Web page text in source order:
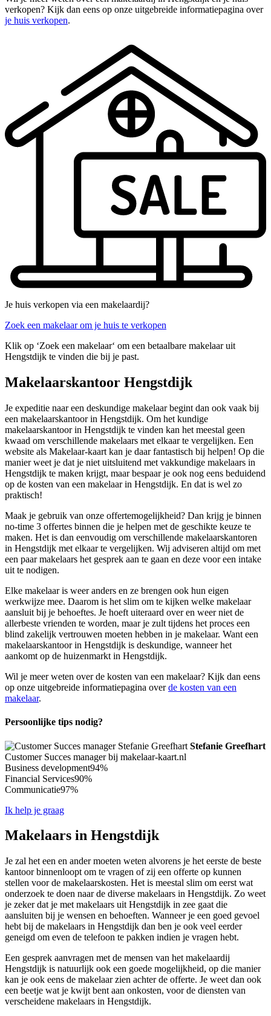
verkopen? Kijk dan eens op onze uitgebreide informatiepagina over
je huis verkopen.
Je huis verkopen via een makelaardij?
Zoek een makelaar om je huis te verkopen
Klik op ‘Zoek een makelaar‘ om een betaalbare makelaar uit
Hengstdijk te vinden die bij je past.
Makelaarskantoor Hengstdijk
Je expeditie naar een deskundige makelaar begint dan ook vaak bij
een makelaarskantoor in Hengstdijk. Om het kundige
makelaarskantoor in Hengstdijk te vinden kan het meestal geen
kwaad om verschillende makelaars met elkaar te vergelijken. Een
website als Makelaar-kaart kan je daar fantastisch bij helpen! Op die
manier weet je dat je niet uitsluitend met vakkundige makelaars in
Hengstdijk te maken krijgt, maar bespaar je ook nog eens beduidend
op de kosten van een makelaar in Hengstdijk. En dat is wel zo
praktisch!
Maak je gebruik van onze offertemogelijkheid? Dan krijg je binnen
no-time 3 offertes binnen die je helpen met de geschikte keuze te
maken. Het is dan eenvoudig om verschillende makelaarskantoren
in Hengstdijk met elkaar te vergelijken. Wij adviseren altijd om met
een paar makelaars het gesprek aan te gaan en deze voor een intake
uit te nodigen.
Elke makelaar is weer anders en ze brengen ook hun eigen
werkwijze mee. Daarom is het slim om te kijken welke makelaar
aansluit bij je behoeftes. Je hoeft uiteraard over en weer niet de
allerbeste vrienden te worden, maar je zult tijdens het proces een
blind zakelijk vertrouwen moeten hebben in je makelaar. Want een
makelaarskantoor in Hengstdijk is deskundige, wanneer het
aankomt op de huizenmarkt in Hengstdijk.
Wil je meer weten over de kosten van een makelaar? Kijk dan eens
op onze uitgebreide informatiepagina overde kosten van een
makelaar.
Persoonlijke tips nodig?
Stefanie Greefhart
Customer Succes manager bij makelaar-kaart.nl
Business development94%
Financial Services90%
Communicatie97%
Ik help je graag
Makelaars in Hengstdijk
Je zal het een en ander moeten weten alvorens je het eerste de beste
kantoor binnenloopt om te vragen of zij een offerte op kunnen
stellen voor de makelaarskosten. Het is meestal slim om eerst wat
onderzoek te doen naar de diverse makelaars in Hengstdijk. Zo weet
je zeker dat je met makelaars uit Hengstdijk in zee gaat die
aansluiten bij je wensen en behoeften. Wanneer je een goed gevoel
hebt bij de makelaars in Hengstdijk dan ben je ook veel eerder
geneigd om even de telefoon te pakken indien je vragen hebt.
Een gesprek aanvragen met de mensen van het makelaardij
Hengstdijk is natuurlijk ook een goede mogelijkheid, op die manier
kan je ook eens de makelaar zien achter de offerte. Je weet dan ook
een beetje wat je kwijt bent aan onkosten, voor de diensten van
verscheidene makelaars in Hengstdijk.